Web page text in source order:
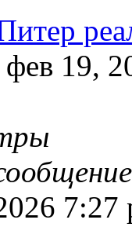
19,
7:27